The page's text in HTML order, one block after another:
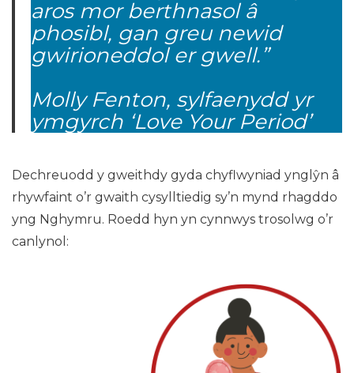
aros mor berthnasol â
phosibl, gan greu newid
gwirioneddol er gwell.”
Molly Fenton, sylfaenydd yr
ymgyrch ‘Love Your Period’
Dechreuodd y gweithdy gyda chyflwyniad ynglŷn â
rhywfaint o’r gwaith cysylltiedig sy’n mynd rhagddo
yng Nghymru. Roedd hyn yn cynnwys trosolwg o’r
canlynol: